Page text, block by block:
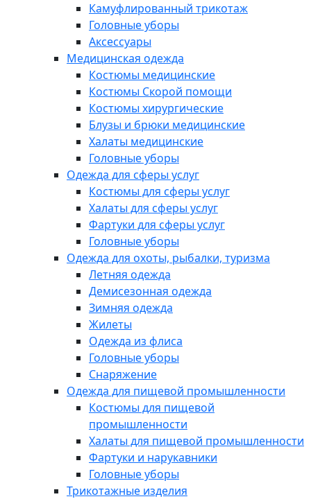
Камуфлированный трикотаж
Головные уборы
Аксессуары
Медицинская одежда
Костюмы медицинские
Костюмы Скорой помощи
Костюмы хирургические
Блузы и брюки медицинские
Халаты медицинские
Головные уборы
Одежда для сферы услуг
Костюмы для сферы услуг
Халаты для сферы услуг
Фартуки для сферы услуг
Головные уборы
Одежда для охоты, рыбалки, туризма
Летняя одежда
Демисезонная одежда
Зимняя одежда
Жилеты
Одежда из флиса
Головные уборы
Снаряжение
Одежда для пищевой промышленности
Костюмы для пищевой
промышленности
Халаты для пищевой промышленности
Фартуки и нарукавники
Головные уборы
Трикотажные изделия